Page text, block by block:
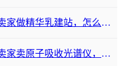
精华乳建站，怎么选合适提升转化？
原子吸收光谱仪，选哪个建站平台合适？